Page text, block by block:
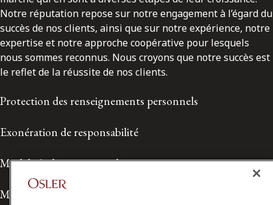
Notre réputation repose sur notre engagement à l’égard du
succès de nos clients, ainsi que sur notre expérience, notre
expertise et notre approche coopérative pour lesquels
nous sommes reconnus. Nous croyons que notre succès est
le reflet de la réussite de nos clients.
Protection des renseignements personnels
Exonération de responsabilité
Modalités de prestation de services
Modalités d'utilisation